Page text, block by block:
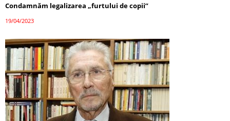
Condamnăm legalizarea „furtului de copii”
19/04/2023